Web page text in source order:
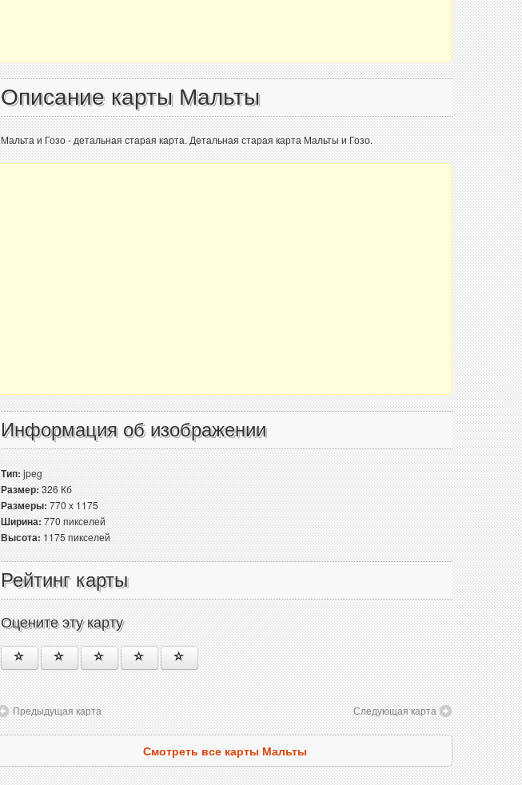
Описание карты Мальты
Мальта и Гозо - детальная старая карта. Детальная старая карта Мальты и Гозо.
Информация об изображении
Тип:jpeg
Размер:326 Кб
Размеры:770 x 1175
Ширина:770 пикселей
Высота:1175 пикселей
Рейтинг карты
Оцените эту карту
Предыдущая карта Следующая карта
Смотреть все карты Мальты